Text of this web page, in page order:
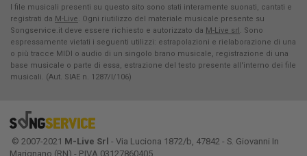
I file musicali presenti su questo sito sono stati interamente suonati, cantati e
registrati da M-Live. Ogni riutilizzo del materiale musicale presente su
Songservice.it deve essere richiesto e autorizzato da M-Live srl. Sono
espressamente vietati i seguenti utilizzi: estrapolazioni e rielaborazione di una
o più tracce MIDI o audio di un singolo brano musicale, registrazione di una
base musicale o parte di essa, estrazione del testo presente all'interno dei file
musicali. (Aut. SIAE n. 1287/I/106)
© 2007-2021 M-Live Srl - Via Luciona 1872/b, 47842 - S. Giovanni In
Marignano (RN) - P.IVA 03127860405